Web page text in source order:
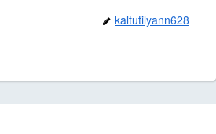
kaltutilyann628